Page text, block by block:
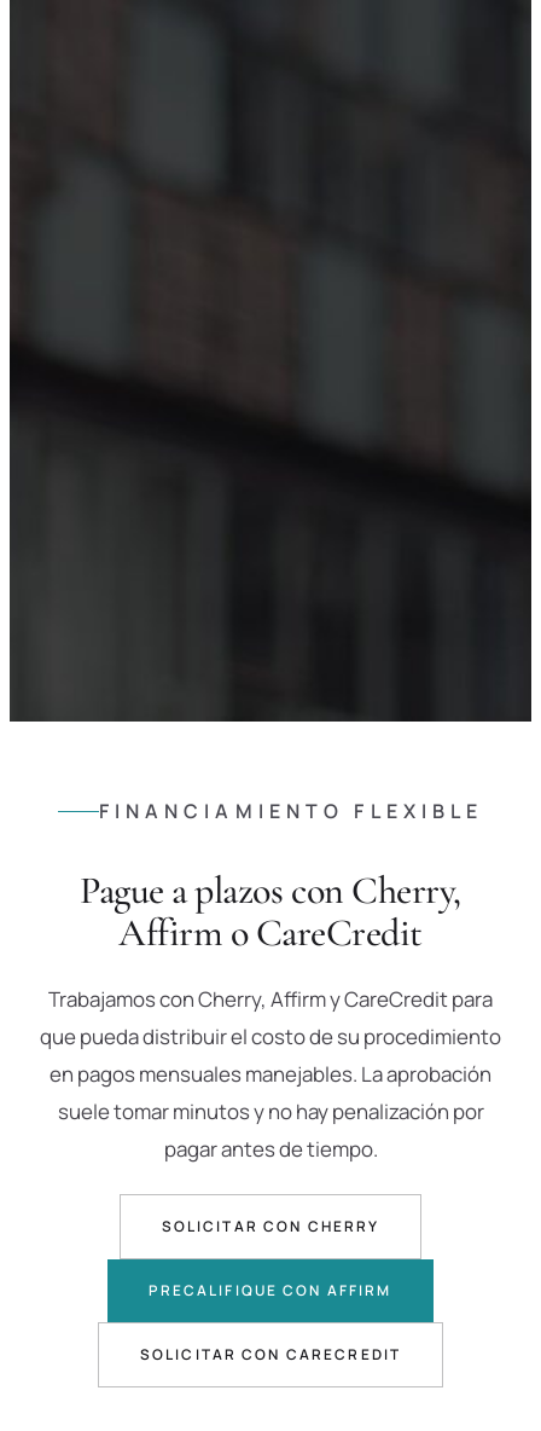
FINANCIAMIENTO FLEXIBLE
Pague a plazos con Cherry,
Affirm o CareCredit
Trabajamos con Cherry, Affirm y CareCredit para
que pueda distribuir el costo de su procedimiento
en pagos mensuales manejables. La aprobación
suele tomar minutos y no hay penalización por
pagar antes de tiempo.
SOLICITAR CON CHERRY
PRECALIFIQUE CON AFFIRM
SOLICITAR CON CARECREDIT